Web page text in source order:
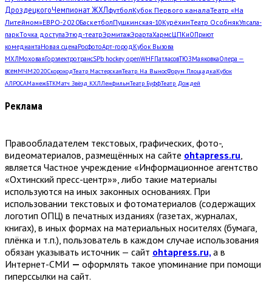
ДроздецкогоЧемпионат ЖХЛфутболКубок Первого каналаТеатр «На
Литейном»ЕВРО-2020БаскетболПушкинская-10КурёхинТеатр ОсобнякУпсала-
паркТочка доступаЭтюд-театрЭрмитажЭрартаХармсЦПКиОПриют
комедиантаНовая сценаРосфотоАрт-город Кубок Вызова
МХЛМоховаяГорэлектротрансSPb hockey openWHFПатласовТЮЗМаяковкаОпера —
всемМЧМ2020СкороходТеатр МастерскаяТеатр. На ВыносФорум ПлощадкаКубок
АЛРОСАМанежБТКМатч Звёзд КХЛЛенфильмТеатр БуффТеатр Дождей
Реклама
Правообладателем текстовых, графических, фото-,
видеоматериалов, размещённых на сайте ohtapress.ru,
является Частное учреждение «Информационное агентство
«Охтинский пресс-центр»», либо такие материалы
используются на иных законных основаниях. При
использовании текстовых и фотоматериалов (содержащих
логотип ОПЦ) в печатных изданиях (газетах, журналах,
книгах), в иных формах на материальных носителях (бумага,
плёнка и т.п.), пользователь в каждом случае использования
обязан указывать источник — сайт ohtapress.ru, а в
Интернет-СМИ — оформлять такое упоминание при помощи
гиперссылки на сайт.